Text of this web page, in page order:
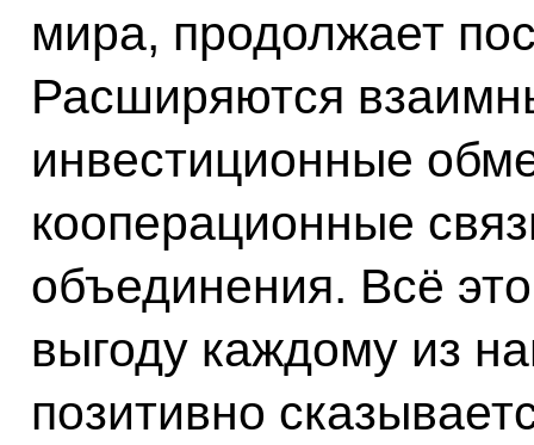
мира, продолжает
Расширяются
инвестиционные
кооперационные
объединения. Всё
выгоду каждому из
позитивно